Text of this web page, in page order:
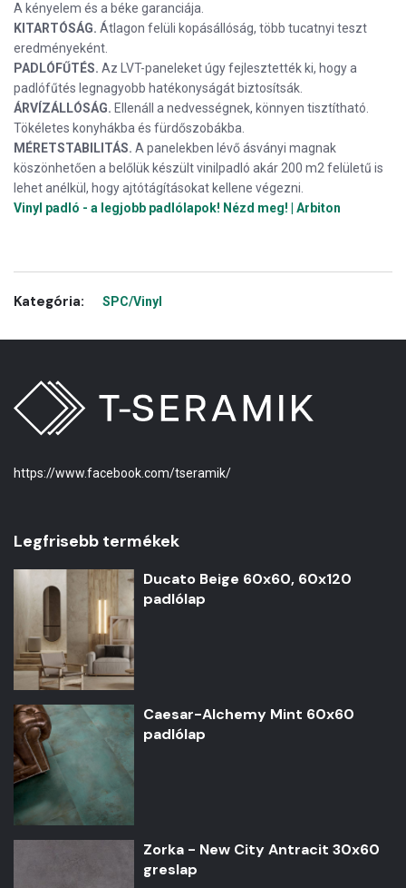
A kényelem és a béke garanciája.
KITARTÓSÁG. Átlagon felüli kopásállóság, több tucatnyi teszt
eredményeként.
PADLÓFŰTÉS. Az LVT-paneleket úgy fejlesztették ki, hogy a
padlófűtés legnagyobb hatékonyságát biztosítsák.
ÁRVÍZÁLLÓSÁG. Ellenáll a nedvességnek, könnyen tisztítható.
Tökéletes konyhákba és fürdőszobákba.
MÉRETSTABILITÁS. A panelekben lévő ásványi magnak
köszönhetően a belőlük készült vinilpadló akár 200 m2 felületű is
lehet anélkül, hogy ajtótágításokat kellene végezni.
Vinyl padló - a legjobb padlólapok! Nézd meg! | Arbiton
Kategória: SPC/Vinyl
https://www.facebook.com/tseramik/
Legfrisebb termékek
Ducato Beige 60x60, 60x120
padlólap
Caesar-Alchemy Mint 60x60
padlólap
Zorka - New City Antracit 30x60
greslap